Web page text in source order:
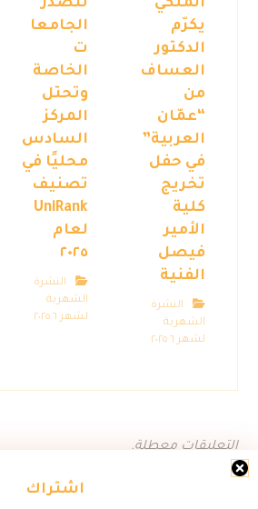
اشتراك
الملكي
يكرّم
الدكتور
العساف
من
“عمّان
العربية”
في حفل
تخريج
كلية
الأمير
فيصل
الفنية
النشرة
الشهرية
لشهر ٦ ٢٠٢٥
تتصدر
الجامعا
ت
الخاصة
وتحتل
المركز
السادس
محليًا في
تصنيف
UniRank
لعام
٢٠٢٥
النشرة
الشهرية
لشهر ٦ ٢٠٢٥
التعليقات معطلة.